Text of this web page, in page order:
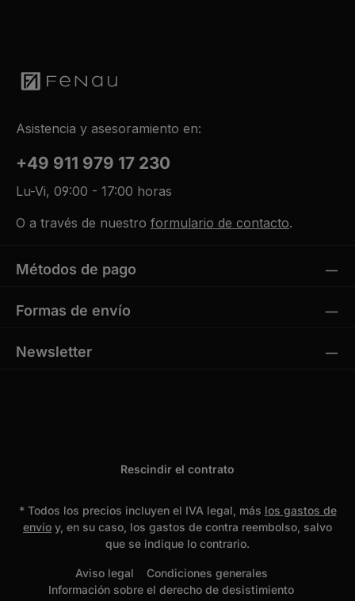
Asistencia y asesoramiento en:
+49 911 979 17 230
Lu-Vi, 09:00 - 17:00 horas
O a través de nuestro formulario de contacto.
Métodos de pago
Formas de envío
Newsletter
Rescindir el contrato
* Todos los precios incluyen el IVA legal, más los gastos de
envío y, en su caso, los gastos de contra reembolso, salvo
que se indique lo contrario.
Aviso legal
Condiciones generales
Información sobre el derecho de desistimiento